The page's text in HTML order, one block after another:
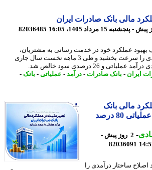
مالی بانک صادرات ایران
82036485
عملکرد خود در خدمت رسانی به مشتریان،
فرآیند اصلاح ساختار درآمدی را سرعت بخشید و طی 3 ماهه نخست سال جاری
- بانک صادرات- درآمد- عملیاتی-بانک -
مالی بانک
صادرات ایران| درآمد عملیاتی 80 درصد
- 2 روز پیش -
82036091
ساختار درآمدی را